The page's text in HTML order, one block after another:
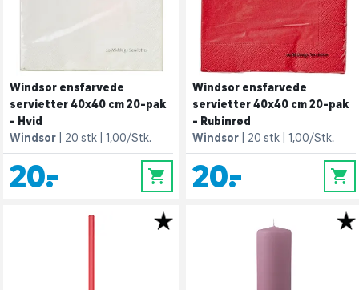
Windsor ensfarvede
servietter 40x40 cm 20-pak
- Hvid
Windsor
20 stk 1,00/Stk.
20,- 0
Windsor ensfarvede
servietter 40x40 cm 20-pak
- Rubinrød
Windsor
20 stk 1,00/Stk.
20,- 0